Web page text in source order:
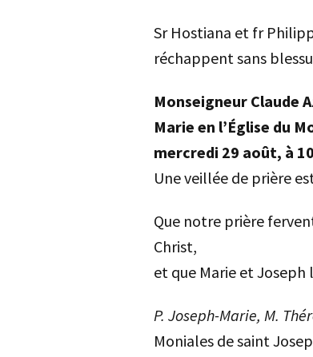
Sr Hostiana et fr
réchappent sans
Monseigneur Claude
Marie en l’Église du
mercredi 29 août, à
Une veillée de prière
Que notre prière
Christ,
et que Marie et Joseph
P. Joseph-Marie, M.
Moniales de saint